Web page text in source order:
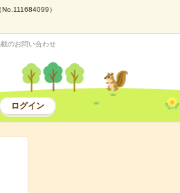
）
のお問い合わせ
ログイン